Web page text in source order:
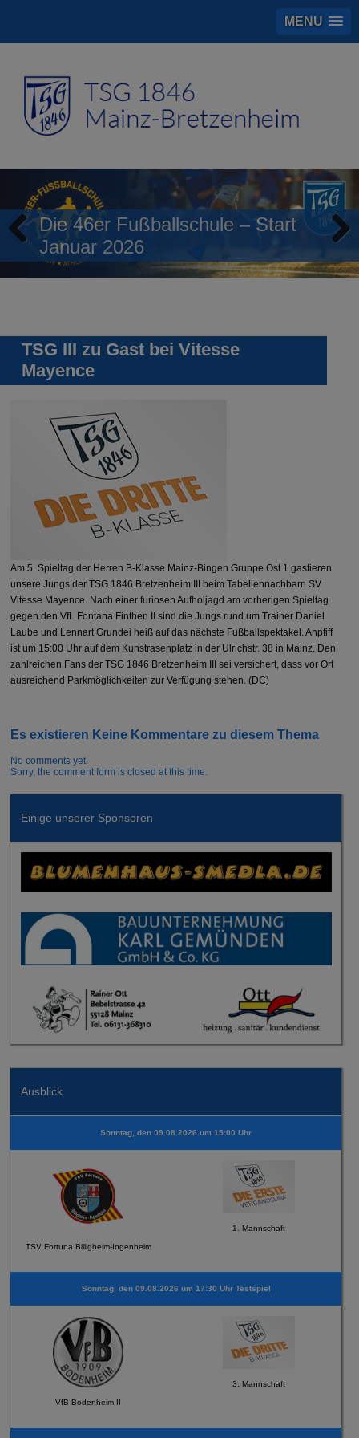
MENU
Die 46er Fußballschule – Start
Januar 2026
Previous
TSG III zu Gast bei Vitesse
Mayence
Am 5. Spieltag der Herren B-Klasse Mainz-Bingen Gruppe Ost 1 gastieren
unsere Jungs der TSG 1846 Bretzenheim III beim Tabellennachbarn SV
Vitesse Mayence. Nach einer furiosen Aufholjagd am vorherigen Spieltag
gegen den VfL Fontana Finthen II sind die Jungs rund um Trainer Daniel
Laube und Lennart Grundei heiß auf das nächste Fußballspektakel. Anpfiff
ist um 15:00 Uhr auf dem Kunstrasenplatz in der Ulrichstr. 38 in Mainz. Den
zahlreichen Fans der TSG 1846 Bretzenheim III sei versichert, dass vor Ort
ausreichend Parkmöglichkeiten zur Verfügung stehen. (DC)
Es existieren Keine Kommentare zu diesem Thema
No comments yet.
Sorry, the comment form is closed at this time.
Einige unserer Sponsoren
Ausblick
Sonntag, den 09.08.2026 um 15:00 Uhr
TSV Fortuna Billigheim-Ingenheim
1. Mannschaft
Sonntag, den 09.08.2026 um 17:30 Uhr Testspiel
VfB Bodenheim II
3. Mannschaft